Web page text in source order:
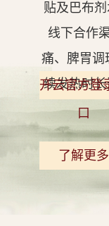
贴及巴布
线下合作
痛、脾胃调
续发热时
开云官方登
口
了解更多